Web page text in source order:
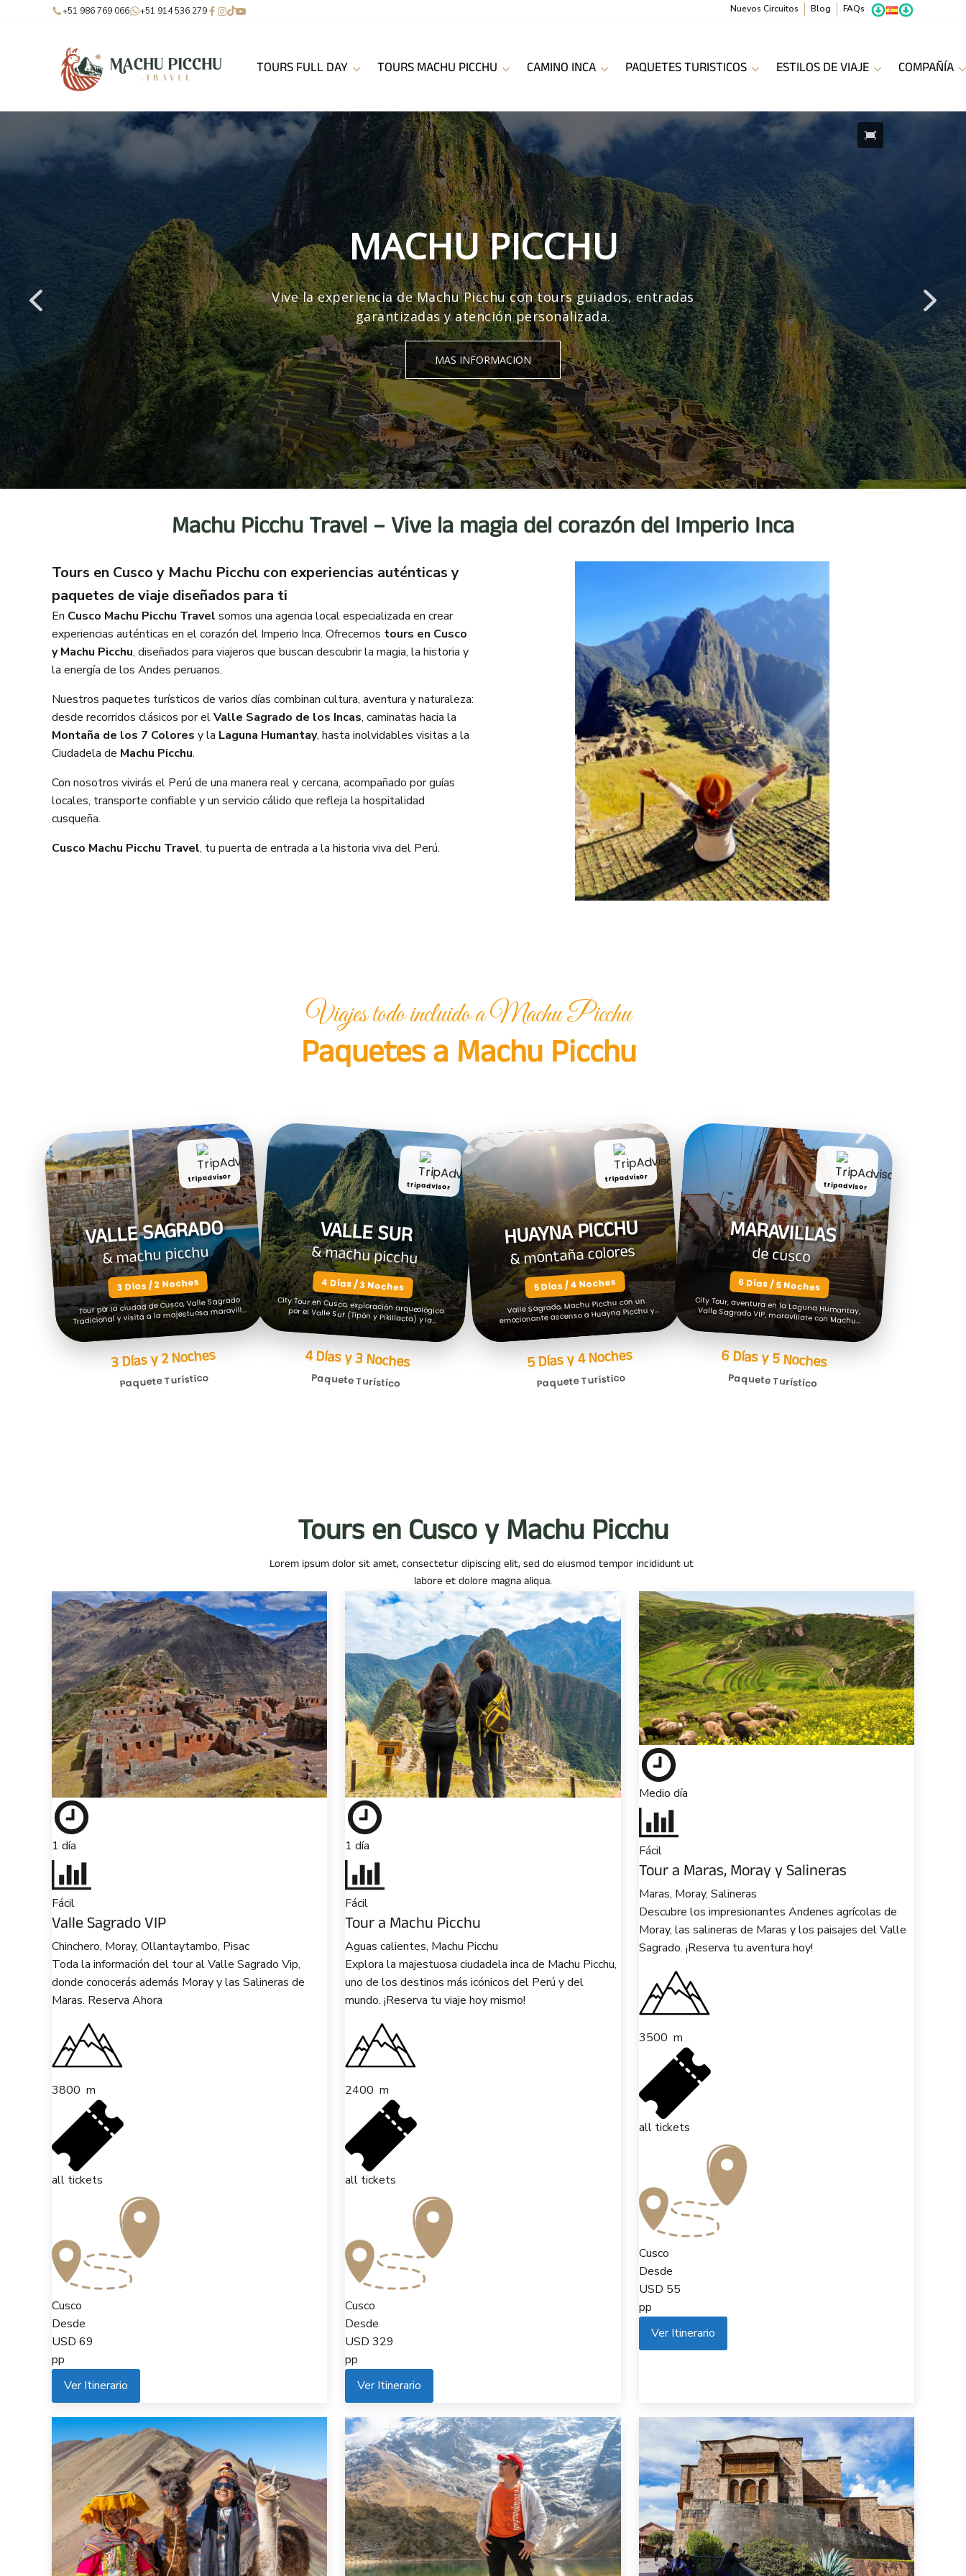
+51 986 769 066 +51 914 536 279 Nuevos Circuitos Blog FAQs
TOURS FULL DAY TOURS MACHU PICCHU CAMINO INCA PAQUETES TURISTICOS ESTILOS DE VIAJE COMPAÑÍA
AVENTURA ANDINA
Recorre la Montaña de 7 Colores y los mejores paisajes andinos en
aventuras diseñadas a tu medida.
MAS INFORMACION
Machu Picchu Travel – Vive la magia del corazón del Imperio Inca
Tours en Cusco y Machu Picchu con experiencias auténticas y
paquetes de viaje diseñados para ti
En Cusco Machu Picchu Travel somos una agencia local especializada en crear
experiencias auténticas en el corazón del Imperio Inca. Ofrecemos tours en Cusco
y Machu Picchu, diseñados para viajeros que buscan descubrir la magia, la historia y
la energía de los Andes peruanos.
Nuestros paquetes turísticos de varios días combinan cultura, aventura y naturaleza:
desde recorridos clásicos por elValle Sagrado de los Incas, caminatas hacia la
Montaña de los 7 Colores y la Laguna Humantay, hasta inolvidables visitas a la
Ciudadela de Machu Picchu.
Con nosotros vivirás el Perú de una manera real y cercana, acompañado por guías
locales, transporte confiable y un servicio cálido que refleja la hospitalidad
cusqueña.
Cusco Machu Picchu Travel, tu puerta de entrada a la historia viva del Perú.
Viajes todo incluido a Machu Picchu
Paquetes a Machu Picchu
tripadvisor
VALLE SAGRADO
& machu picchu
3 Días / 2 Noches
Tour por la ciudad de Cusco, Valle Sagrado
Tradicional y visita a la majestuosa maravilla
de Machu Picchu.
3 Días y 2 Noches
Paquete Turístico
tripadvisor
VALLE SUR
& machu picchu
4 Días / 3 Noches
City Tour en Cusco, exploración arqueológica por el Valle Sur (Tipón y Pikillacta) y la ciudadela de Machu Picchu.
4 Días y 3 Noches
Paquete Turístico
tripadvisor
HUAYNA PICCHU
& montaña colores
5 Días / 4 Noches
Valle Sagrado, Machu Picchu con un
emocionante ascenso a Huayna Picchu y
caminata a la Montaña de 7 Colores.
5 Días y 4 Noches
Paquete Turístico
tripadvisor
MARAVILLAS
de cusco
6 Días / 5 Noches
City Tour, aventura en la Laguna Humantay, Valle Sagrado VIP, maravíllate con Machu Picchu y la Montaña de 7 Colores.
6 Días y 5 Noches
Paquete Turístico
Tours en Cusco y Machu Picchu
Lorem ipsum dolor sit amet, consectetur dipiscing elit, sed do eiusmod tempor incididunt ut
labore et dolore magna aliqua.
1 día
Fácil
Valle Sagrado VIP
Chinchero, Moray, Ollantaytambo, Pisac
Toda la información del tour al Valle Sagrado Vip,
donde conocerás además Moray y las Salineras de
Maras. Reserva Ahora
3800 m
all tickets
Cusco
Desde
USD69
pp
Ver Itinerario
1 día
Fácil
Tour a Machu Picchu
Aguas calientes, Machu Picchu
Explora la majestuosa ciudadela inca de Machu Picchu,
uno de los destinos más icónicos del Perú y del
mundo. ¡Reserva tu viaje hoy mismo!
2400 m
all tickets
Cusco
Desde
USD329
pp
Ver Itinerario
Medio día
Fácil
Tour a Maras, Moray y Salineras
Maras, Moray, Salineras
Descubre los impresionantes Andenes agrícolas de
Moray, las salineras de Maras y los paisajes del Valle
Sagrado. ¡Reserva tu aventura hoy!
3500 m
all tickets
Cusco
Desde
USD 55
pp
Ver Itinerario